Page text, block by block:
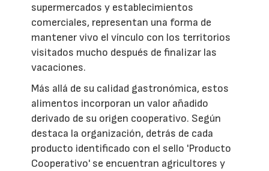
supermercados y establecimientos
comerciales, representan una forma de
mantener vivo el vínculo con los territorios
visitados mucho después de finalizar las
vacaciones.
Más allá de su calidad gastronómica, estos
alimentos incorporan un valor añadido
derivado de su origen cooperativo. Según
destaca la organización, detrás de cada
producto identificado con el sello 'Producto
Cooperativo' se encuentran agricultores y